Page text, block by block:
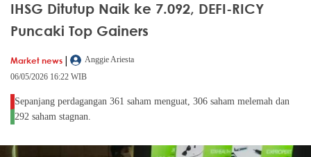
IHSG Ditutup Naik ke 7.092, DEFI-RICY
Puncaki Top Gainers
Market news |
Anggie Ariesta
06/05/2026 16:22 WIB
Sepanjang perdagangan 361 saham menguat, 306 saham melemah dan
292 saham stagnan.